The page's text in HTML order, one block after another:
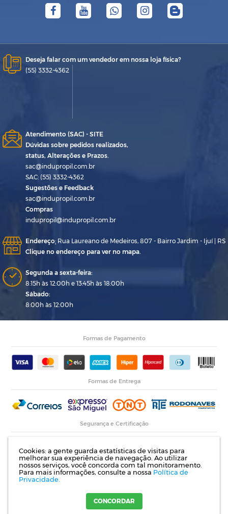
Cookies: a gente guarda estatísticas de visitas para
melhorar sua experiência de navegação. Ao utilizar
nossos serviços, você concorda com tal monitoramento.
Para mais informações, consulte a nossa Política de
Privacidade.
CONCORDAR
Deseja falar com um vendedor em nossa loja física?
(55) 3332-4362
Atendimento (SAC) - SITE
Dúvidas sobre pedidos realizados,
status, Alterações e Prazos.
sac@indupropil.com.br
SAC: (55) 3332-4362
Sugestões e Feedback
sac@indupropil.com.br
Compras
indupropil@indupropil.com.br
Endereço: Rua Laureano de Medeiros, 807 - Bairro Jardim - Ijuí | RS
Clique no endereço para ver no mapa.
Segunda a sexta-feira:
8:15h às 12:00h e 13:45h às 18:00h
Sábado:
8:00h às 12:00h
Formas de Pagamento
Formas de Entrega
Segurança e Certificação
Razão Social: Indupropil Indústria e Comércio Ltda | CNPJ: 00.774.194/0001-82 |
Rodovia RS 155, Km 1 esq. Rua Laureano de Medeiros, 782- Ijuí | RS